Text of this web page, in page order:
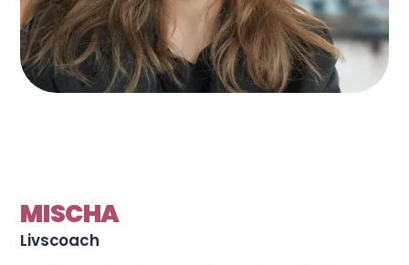
MISCHA
Livscoach